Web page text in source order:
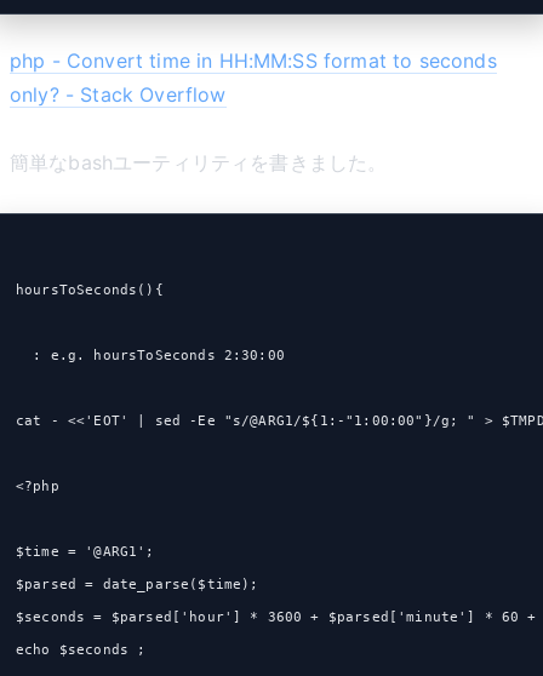
php - Convert time in HH:MM:SS format to seconds
only? - Stack Overflow
簡単なbashユーティリティを書きました。
hoursToSeconds(){
  : e.g. hoursToSeconds 2:30:00
cat - <<'EOT' | sed -Ee "s/@ARG1/${1:-"1:00:00"}/g; " >
<?php
$time = '@ARG1';
$parsed = date_parse($time);
$seconds = $parsed['hour'] * 3600 + $parsed['minute'] * 60
echo $seconds ;